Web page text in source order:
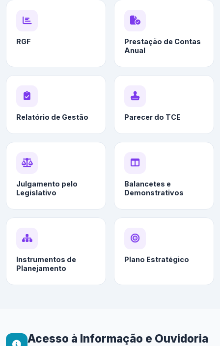
RGF
Prestação de Contas
Anual
Relatório de Gestão Parecer do TCE
Julgamento pelo
Legislativo
Balancetes e
Demonstrativos
Instrumentos de
Planejamento
Plano Estratégico
Acesso à Informação e Ouvidoria